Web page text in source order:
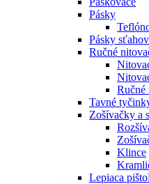
Pásky
Pásky
Ručné
Ručné
Tavné
Zošívačky a
Klince
Lepiaca